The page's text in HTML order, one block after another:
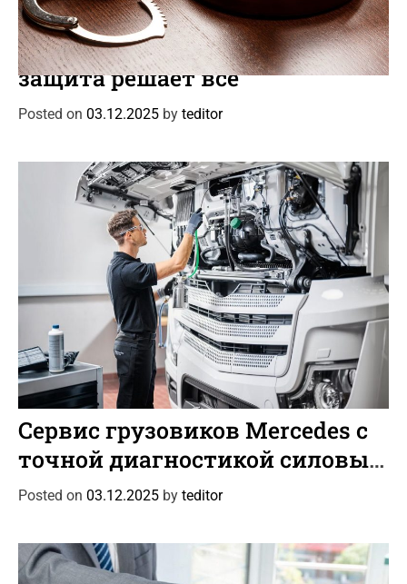
C
a
t
e
g
Интересное Новости
Уголовный адвокат: когда
защита решает все
Posted on 03.12.2025 by teditor
C
a
e
g
e
Интересное Новости
Сервис грузовиков Mercedes с
точной диагностикой силовых
узлов
Posted on 03.12.2025 by teditor